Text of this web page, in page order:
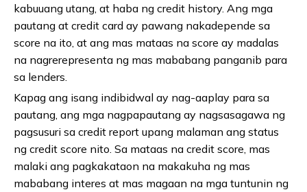
kabuuang utang, at haba ng credit history. Ang mga
pautang at credit card ay pawang nakadepende sa
score na ito, at ang mas mataas na score ay madalas
na nagrerepresenta ng mas mababang panganib para
sa lenders.
Kapag ang isang indibidwal ay nag-aaplay para sa
pautang, ang mga nagpapautang ay nagsasagawa ng
pagsusuri sa credit report upang malaman ang status
ng credit score nito. Sa mataas na credit score, mas
malaki ang pagkakataon na makakuha ng mas
mababang interes at mas magaan na mga tuntunin ng